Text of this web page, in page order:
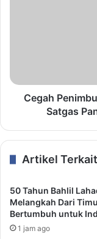
Cegah
Satgas
Artikel Terkait
50 Tahun Bahlil
Melangkah Dari
Bertumbuh untuk
1 jam ago